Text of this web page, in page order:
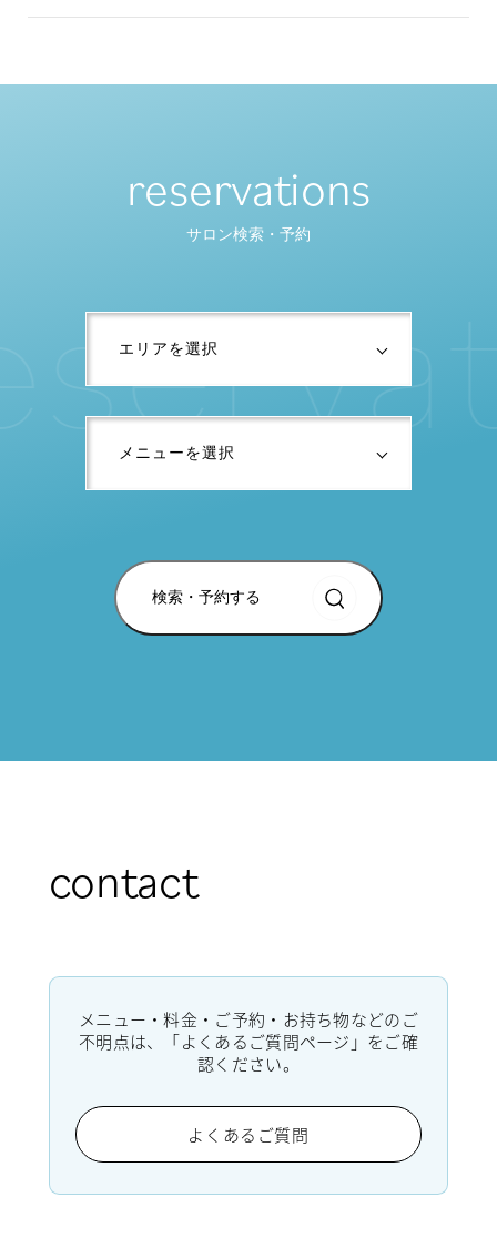
reservations
サロン検索・予約
検索・予約する
servat
contact
メニュー・料金・ご予約・お持ち物などのご
不明点は、「よくあるご質問ページ」をご確
認ください。
よくあるご質問